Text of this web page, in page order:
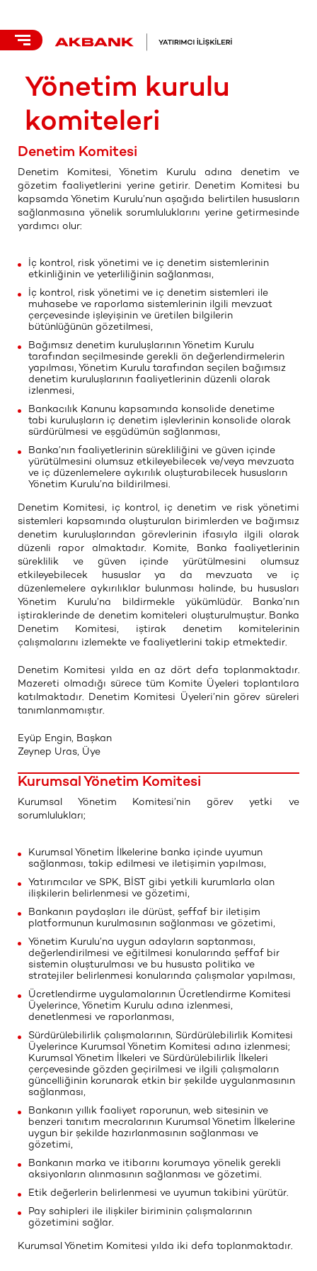
Yönetim kurulu
komiteleri
Denetim Komitesi
Denetim Komitesi, Yönetim Kurulu adına denetim ve
gözetim faaliyetlerini yerine getirir. Denetim Komitesi bu
kapsamda Yönetim Kurulu’nun aşağıda belirtilen hususların
sağlanmasına yönelik sorumluluklarını yerine getirmesinde
yardımcı olur:
İç kontrol, risk yönetimi ve iç denetim sistemlerinin
etkinliğinin ve yeterliliğinin sağlanması,
İç kontrol, risk yönetimi ve iç denetim sistemleri ile
muhasebe ve raporlama sistemlerinin ilgili mevzuat
çerçevesinde işleyişinin ve üretilen bilgilerin
bütünlüğünün gözetilmesi,
Bağımsız denetim kuruluşlarının Yönetim Kurulu
tarafından seçilmesinde gerekli ön değerlendirmelerin
yapılması, Yönetim Kurulu tarafından seçilen bağımsız
denetim kuruluşlarının faaliyetlerinin düzenli olarak
izlenmesi,
Bankacılık Kanunu kapsamında konsolide denetime
tabi kuruluşların iç denetim işlevlerinin konsolide olarak
sürdürülmesi ve eşgüdümün sağlanması,
Banka’nın faaliyetlerinin sürekliliğini ve güven içinde
yürütülmesini olumsuz etkileyebilecek ve/veya mevzuata
ve iç düzenlemelere aykırılık oluşturabilecek hususların
Yönetim Kurulu’na bildirilmesi.
Denetim Komitesi, iç kontrol, iç denetim ve risk yönetimi
sistemleri kapsamında oluşturulan birimlerden ve bağımsız
denetim kuruluşlarından görevlerinin ifasıyla ilgili olarak
düzenli rapor almaktadır. Komite, Banka faaliyetlerinin
süreklilik ve güven içinde yürütülmesini olumsuz
etkileyebilecek hususlar ya da mevzuata ve iç
düzenlemelere aykırılıklar bulunması halinde, bu hususları
Yönetim Kurulu’na bildirmekle yükümlüdür. Banka’nın
iştiraklerinde de denetim komiteleri oluşturulmuştur. Banka
Denetim Komitesi, iştirak denetim komitelerinin
çalışmalarını izlemekte ve faaliyetlerini takip etmektedir.
Denetim Komitesi yılda en az dört defa toplanmaktadır.
Mazereti olmadığı sürece tüm Komite Üyeleri toplantılara
katılmaktadır. Denetim Komitesi Üyeleri’nin görev süreleri
tanımlanmamıştır.
Eyüp Engin, Başkan
Zeynep Uras, Üye
Kurumsal Yönetim Komitesi
Kurumsal Yönetim Komitesi’nin görev yetki ve
sorumlulukları;
Kurumsal Yönetim İlkelerine banka içinde uyumun
sağlanması, takip edilmesi ve iletişimin yapılması,
Yatırımcılar ve SPK, BİST gibi yetkili kurumlarla olan
ilişkilerin belirlenmesi ve gözetimi,
Bankanın paydaşları ile dürüst, şeffaf bir iletişim
platformunun kurulmasının sağlanması ve gözetimi,
Yönetim Kurulu’na uygun adayların saptanması,
değerlendirilmesi ve eğitilmesi konularında şeffaf bir
sistemin oluşturulması ve bu hususta politika ve
stratejiler belirlenmesi konularında çalışmalar yapılması,
Ücretlendirme uygulamalarının Ücretlendirme Komitesi
Üyelerince, Yönetim Kurulu adına izlenmesi,
denetlenmesi ve raporlanması,
Sürdürülebilirlik çalışmalarının, Sürdürülebilirlik Komitesi
Üyelerince Kurumsal Yönetim Komitesi adına izlenmesi;
Kurumsal Yönetim İlkeleri ve Sürdürülebilirlik İlkeleri
çerçevesinde gözden geçirilmesi ve ilgili çalışmaların
güncelliğinin korunarak etkin bir şekilde uygulanmasının
sağlanması,
Bankanın yıllık faaliyet raporunun, web sitesinin ve
benzeri tanıtım mecralarının Kurumsal Yönetim İlkelerine
uygun bir şekilde hazırlanmasının sağlanması ve
gözetimi,
Bankanın marka ve itibarını korumaya yönelik gerekli
aksiyonların alınmasının sağlanması ve gözetimi.
Etik değerlerin belirlenmesi ve uyumun takibini yürütür.
Pay sahipleri ile ilişkiler biriminin çalışmalarının
gözetimini sağlar.
Kurumsal Yönetim Komitesi yılda iki defa toplanmaktadır.